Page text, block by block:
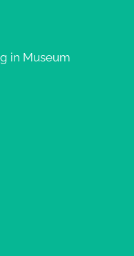
in Museum